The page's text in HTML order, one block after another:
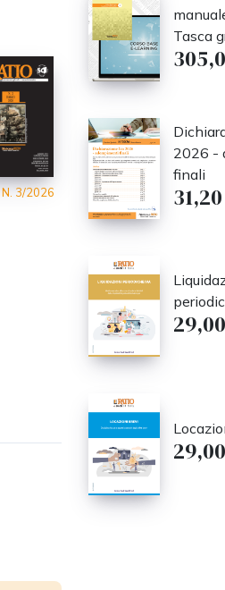
N. 3/2026
Tasca
2026 -
finali